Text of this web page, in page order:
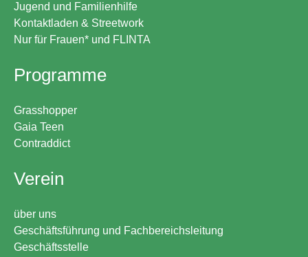
Jugend und Familienhilfe
Kontaktladen & Streetwork
Nur für Frauen* und FLINTA
Programme
Grasshopper
Gaia Teen
Contraddict
Verein
über uns
Geschäftsführung und Fachbereichsleitung
Geschäftsstelle